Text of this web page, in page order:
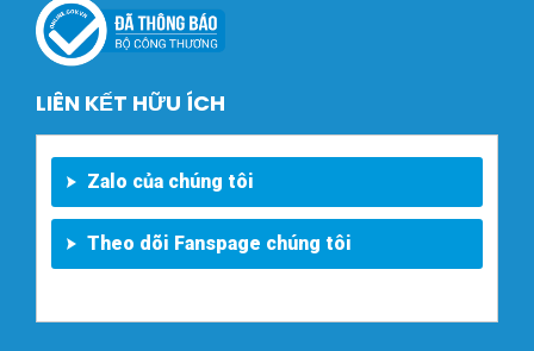
LIÊN KẾT HỮU ÍCH
Zalo của chúng tôi
Theo dõi Fanspage chúng tôi